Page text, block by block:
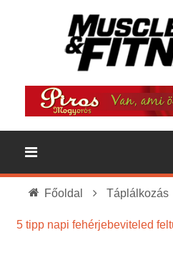
Főoldal Táplálkozás
5 tipp napi fehérjebeviteled